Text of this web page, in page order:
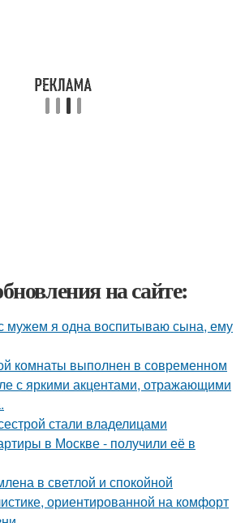
на сайте:
мужем я одна воспитываю сына, ему
комнаты выполнен в современном
с яркими акцентами, отражающими
стали владелицами
в Москве - получили её в
в светлой и спокойной
ориентированной на комфорт